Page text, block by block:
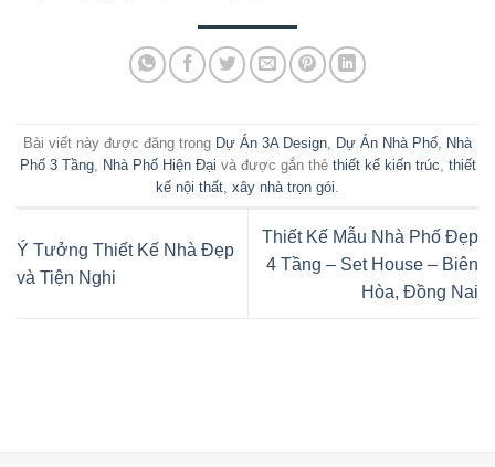
Bài viết này được đăng trong Dự Án 3A Design Dự Án Nhà Phố Nhà
Phố 3 Tầng, Nhà Phố Hiện Đại và được gắn thẻ thiết kế kiến trúc thiết
kế nội thất xây nhà trọn gói
Ý Tưởng Thiết Kế Nhà Đẹp
và Tiện Nghi
Thiết Kế Mẫu Nhà Phố Đẹp
4 Tầng – Set House – Biên
Hòa, Đồng Nai